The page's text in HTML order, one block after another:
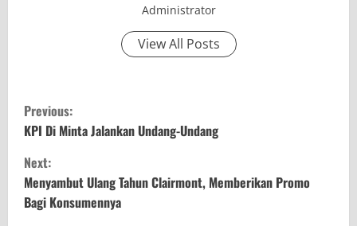
Administrator
View All Posts
C
o
n
t
Previous:
KPI Di Minta Jalankan Undang-Undang
Next:
Menyambut Ulang Tahun Clairmont, Memberikan Promo
Bagi Konsumennya